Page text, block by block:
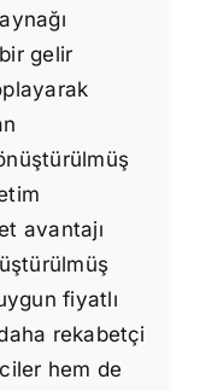
gelir
avantajı
fiyatlı
rekabetçi
hem de